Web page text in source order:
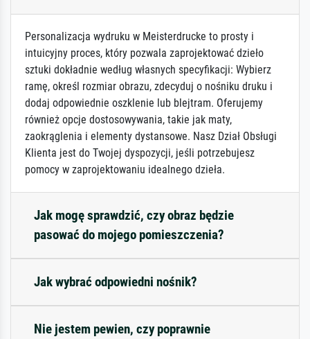
Personalizacja wydruku w Meisterdrucke to prosty i
intuicyjny proces, który pozwala zaprojektować dzieło
sztuki dokładnie według własnych specyfikacji: Wybierz
ramę, określ rozmiar obrazu, zdecyduj o nośniku druku i
dodaj odpowiednie oszklenie lub blejtram. Oferujemy
również opcje dostosowywania, takie jak maty,
zaokrąglenia i elementy dystansowe. Nasz Dział Obsługi
Klienta jest do Twojej dyspozycji, jeśli potrzebujesz
pomocy w zaprojektowaniu idealnego dzieła.
Jak mogę sprawdzić, czy obraz będzie
pasować do mojego pomieszczenia?
Jak wybrać odpowiedni nośnik?
Nie jestem pewien, czy poprawnie